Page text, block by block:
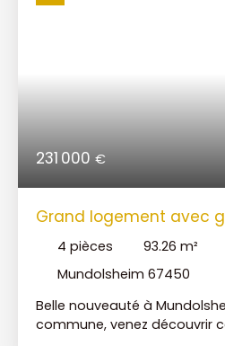
231 000 €
Grand logement avec
4 pièces 93.26 m²
Mundolsheim 67450
Belle nouveauté à
commune, venez découvrir